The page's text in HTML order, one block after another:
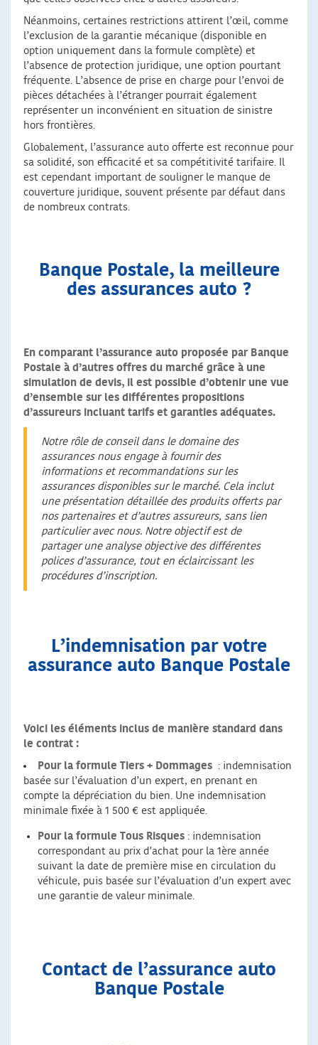
Néanmoins, certaines restrictions attirent l’œil, comme
l’exclusion de la garantie mécanique (disponible en
option uniquement dans la formule complète) et
l’absence de protection juridique, une option pourtant
fréquente. L’absence de prise en charge pour l’envoi de
pièces détachées à l’étranger pourrait également
représenter un inconvénient en situation de sinistre
hors frontières.
Globalement, l’assurance auto offerte est reconnue pour
sa solidité, son efficacité et sa compétitivité tarifaire. Il
est cependant important de souligner le manque de
couverture juridique, souvent présente par défaut dans
de nombreux contrats.
Banque Postale, la meilleure
des assurances auto ?
En comparant l’assurance auto proposée par Banque
Postale à d’autres offres du marché grâce à une
simulation de devis, il est possible d’obtenir une vue
d’ensemble sur les différentes propositions
d’assureurs incluant tarifs et garanties adéquates.
Notre rôle de conseil dans le domaine des
assurances nous engage à fournir des
informations et recommandations sur les
assurances disponibles sur le marché. Cela inclut
une présentation détaillée des produits offerts par
nos partenaires et d’autres assureurs, sans lien
particulier avec nous. Notre objectif est de
partager une analyse objective des différentes
polices d’assurance, tout en éclaircissant les
procédures d’inscription.
L’indemnisation par votre
assurance auto Banque Postale
Voici les éléments inclus de manière standard dans
le contrat :
Pour la formule Tiers + Dommages : indemnisation
basée sur l’évaluation d’un expert, en prenant en
compte la dépréciation du bien. Une indemnisation
minimale fixée à 1 500 € est appliquée.
Pour la formule Tous Risques : indemnisation
correspondant au prix d’achat pour la 1ère année
suivant la date de première mise en circulation du
véhicule, puis basée sur l’évaluation d’un expert avec
une garantie de valeur minimale.
Contact de l’assurance auto
Banque Postale